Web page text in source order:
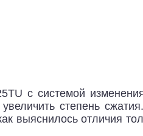
с системой
степень
выяснилось отличия